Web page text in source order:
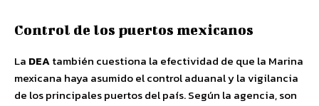
Control de los puertos mexicanos
La DEAtambién cuestiona la efectividad de que la Marina
mexicana haya asumido el control aduanal y la vigilancia
de los principales puertos del país. Según la agencia, son